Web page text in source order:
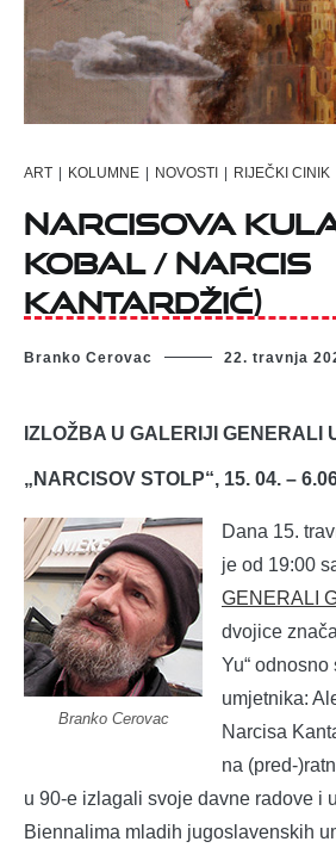
ART | KOLUMNE | NOVOSTI | RIJEČKI CINIK
Narcisova
Kobal / Narcis
Kantardžić)
Branko Cerovac 22. travnja
IZLOŽBA U GALERIJI GENERALI
„NARCISOV STOLP“, 15. 04. –
Branko Cerovac
Dana 15.
je od 19:00
GENERALI
dvojice
Yu“
umjetnika:
Narcisa
na (pred-
u 90-e izlagali svoje davne radove i
Biennalima mladih jugoslavenskih